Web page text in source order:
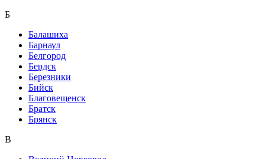
Б
Балашиха
Барнаул
Белгород
Бердск
Березники
Бийск
Благовещенск
Братск
Брянск
В